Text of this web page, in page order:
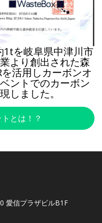
1tを岐阜県中津川市
より創出された森
活用しカーボンオ
ントでのカーボン
しました。
とは！？
愛信プラザビルB1F